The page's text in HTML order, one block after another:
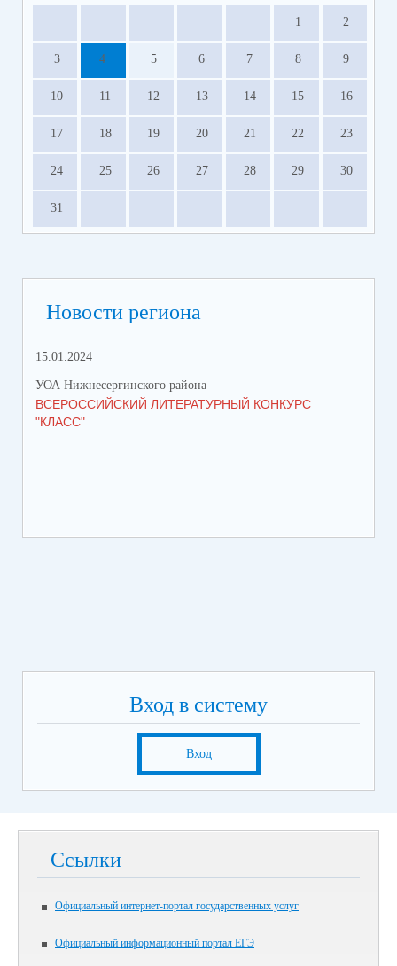
1 2
3 4 5 6 7 8 9
10 11 12 13 14 15 16
17 18 19 20 21 22 23
24 25 26 27 28 29 30
31
Новости региона
15.01.2024
УОА Нижнесергинского района
ВСЕРОССИЙСКИЙ ЛИТЕРАТУРНЫЙ КОНКУРС
"КЛАСС"
Вход в систему
Вход
Ссылки
Официальный интернет-портал государственных услуг
Официальный информационный портал ЕГЭ